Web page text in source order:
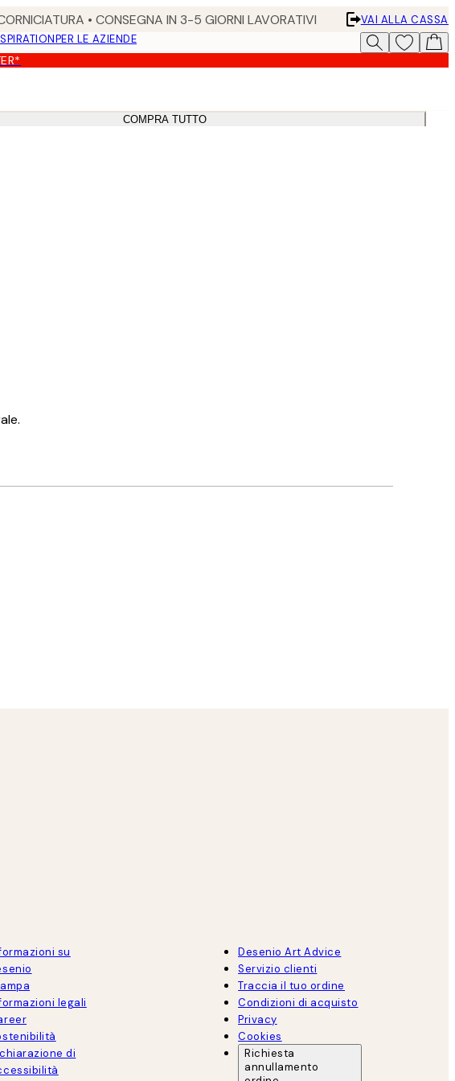
• CONSEGNA IN 3-5 GIORNI LAVORATIVI
VAI ALLA CASSA
PER LE AZIENDE
COMPRA TUTTO
su
legali
di
Desenio Art Advice
Servizio clienti
Traccia il tuo ordine
Condizioni di acquisto
Privacy
Cookies
Richiesta
annullamento